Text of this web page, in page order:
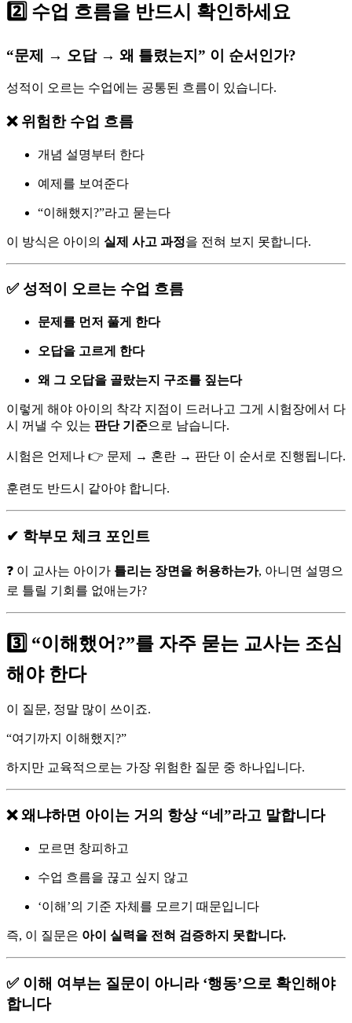
2️⃣ 수업 흐름을 반드시 확인하세요
“문제 → 오답 → 왜 틀렸는지” 이 순서인가?
성적이 오르는 수업에는 공통된 흐름이 있습니다.
❌ 위험한 수업 흐름
개념 설명부터 한다
예제를 보여준다
“이해했지?”라고 묻는다
이 방식은 아이의 실제 사고 과정을 전혀 보지 못합니다.
✅ 성적이 오르는 수업 흐름
문제를 먼저 풀게 한다
오답을 고르게 한다
왜 그 오답을 골랐는지 구조를 짚는다
이렇게 해야 아이의 착각 지점이 드러나고 그게 시험장에서 다
시 꺼낼 수 있는 판단 기준으로 남습니다.
시험은 언제나 👉 문제 → 혼란 → 판단 이 순서로 진행됩니다.
훈련도 반드시 같아야 합니다.
✔ 학부모 체크 포인트
❓ 이 교사는 아이가 틀리는 장면을 허용하는가, 아니면 설명으
로 틀릴 기회를 없애는가?
3️⃣ “이해했어?”를 자주 묻는 교사는 조심
해야 한다
이 질문, 정말 많이 쓰이죠.
“여기까지 이해했지?”
하지만 교육적으로는 가장 위험한 질문 중 하나입니다.
❌ 왜냐하면 아이는 거의 항상 “네”라고 말합니다
모르면 창피하고
수업 흐름을 끊고 싶지 않고
‘이해’의 기준 자체를 모르기 때문입니다
즉, 이 질문은 아이 실력을 전혀 검증하지 못합니다.
✅ 이해 여부는 질문이 아니라 ‘행동’으로 확인해야
합니다